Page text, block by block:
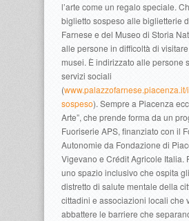
l’arte come un regalo speciale.
biglietto sospeso alle biglietterie
Farnese e del Museo di Storia
alle persone in difficoltà di
musei. È indirizzato alle persone
servizi sociali
(
sospeso). Sempre a Piacenza
Arte”, che prende forma da un
Fuoriserie APS, finanziato con il
Autonomie da Fondazione di
Vigevano e Crédit Agricole Italia.
uno spazio inclusivo che ospita
distretto di salute mentale della
cittadini e associazioni locali che
abbattere le barriere che